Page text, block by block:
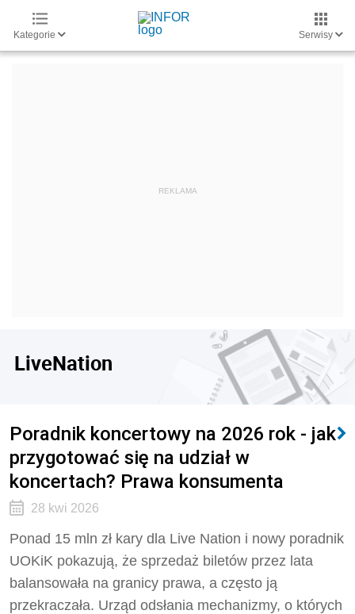
Kategorie Serwisy
LiveNation
Poradnik koncertowy na 2026 rok - jak
przygotować się na udział w
koncertach? Prawa konsumenta
28 kwi 2026
Ponad 15 mln zł kary dla Live Nation i nowy poradnik
UOKiK pokazują, że sprzedaż biletów przez lata
balansowała na granicy prawa, a często ją
przekraczała. Urząd odsłania mechanizmy, o których